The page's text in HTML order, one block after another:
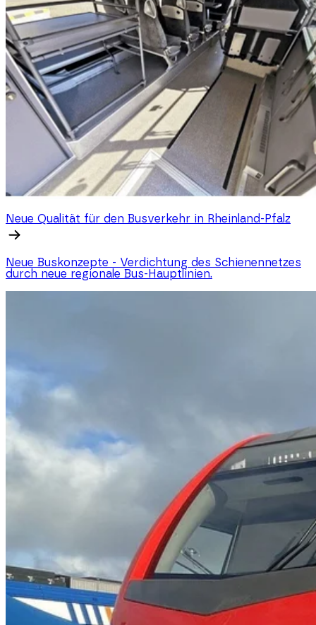
Neue Qualität für den Busverkehr in Rheinland-Pfalz
Neue Buskonzepte - Verdichtung des Schienennetzes
durch neue regionale Bus-Hauptlinien.